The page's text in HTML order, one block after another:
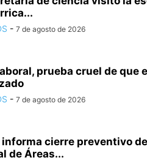
- 7 de agosto de 2026
prueba cruel de que
- 7 de agosto de 2026
informa cierre preventivo
de Áreas...